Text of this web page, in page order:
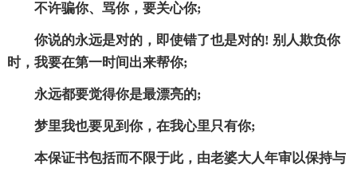
不许骗你、骂你，要关心你;
你说的永远是对的，即使错了也是对的! 别人欺负你
时，我要在第一时间出来帮你;
永远都要觉得你是最漂亮的;
梦里我也要见到你，在我心里只有你;
本保证书包括而不限于此，由老婆大人年审以保持与